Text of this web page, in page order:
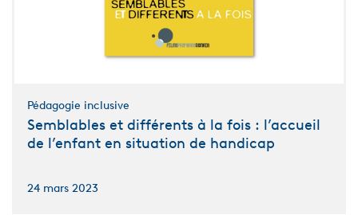
Pédagogie inclusive
Semblables et différents à la fois : l’accueil
de l’enfant en situation de handicap
24 mars 2023